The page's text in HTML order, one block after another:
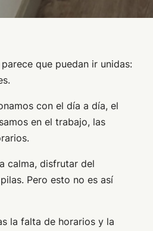
que puedan ir unidas:
con el día a día, el
en el trabajo, las
calma, disfrutar del
Pero esto no es así
la falta de horarios y la